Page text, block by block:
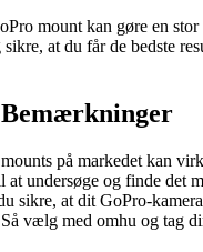
mount kan gøre en
sikre, at du får de bedste
på markedet kan
at undersøge og finde det
sikre, at dit GoPro-
vælg med omhu og tag